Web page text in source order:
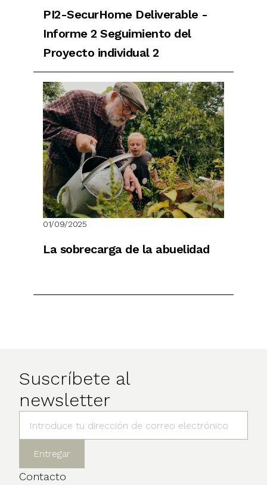
PI2-SecurHome Deliverable -
Informe 2 Seguimiento del
Proyecto individual 2
01/09/2025
La sobrecarga de la abuelidad
Suscríbete al
newsletter
Contacto